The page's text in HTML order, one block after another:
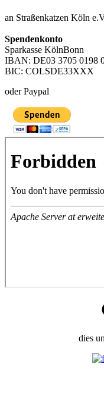
an Straßenkatzen Köln
Spendenkonto
Sparkasse KölnBonn
IBAN: DE03 3705 0198
BIC: COLSDE33XXX
oder Paypal
dies